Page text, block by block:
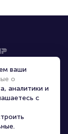
ваши
о
аналитики и
с